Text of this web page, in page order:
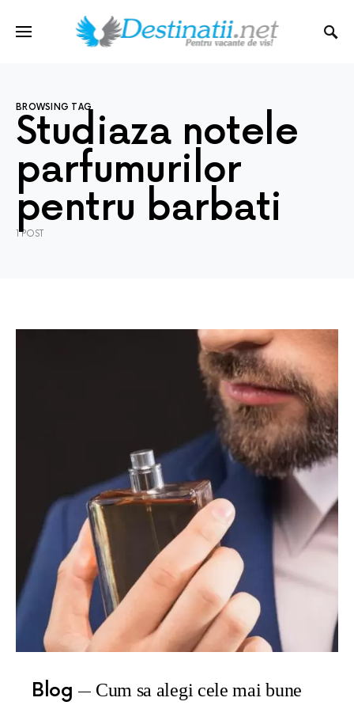
BROWSING TAG
Studiaza notele
parfumurilor
pentru barbati
1 POST
Blog Cum sa alegi cele mai bune